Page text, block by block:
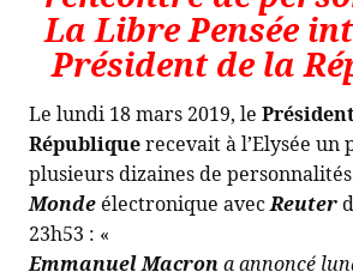
La Libre Pensée
Président de la
Le lundi 18 mars 2019, le
Républiquerecevait à l’Elysée un
plusieurs dizaines de
Mondeélectronique avecReuter
23h53 : «
Emmanuel Macrona annoncé